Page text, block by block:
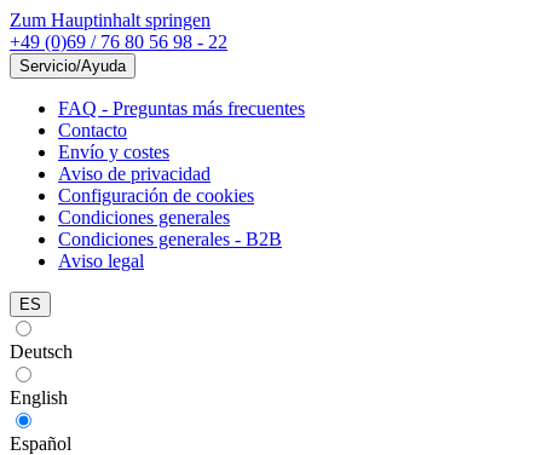
Zum Hauptinhalt springen
+49 (0)69 / 76 80 56 98 - 22
Servicio/Ayuda
FAQ - Preguntas más frecuentes
Contacto
Envío y costes
Aviso de privacidad
Configuración de cookies
Condiciones generales
Condiciones generales - B2B
Aviso legal
ES
Deutsch
English
Español